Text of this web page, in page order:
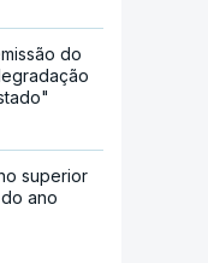
do
superior
ano